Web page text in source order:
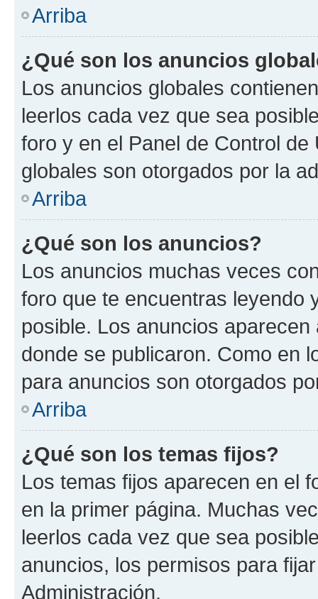
Arriba
¿Qué son los anuncios
Los anuncios globales
leerlos cada vez que sea
foro y en el Panel de Control
globales son otorgados por la
Arriba
¿Qué son los anuncios?
Los anuncios muchas veces
foro que te encuentras leyendo
posible. Los anuncios
donde se publicaron. Como en
para anuncios son otorgados
Arriba
¿Qué son los temas fijos?
Los temas fijos aparecen en el
en la primer página. Muchas
leerlos cada vez que sea
anuncios, los permisos para
Administración.